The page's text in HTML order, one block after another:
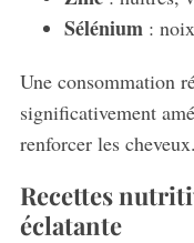
Sélénium :
Une consommation
significativement
renforcer les cheveux.
Recettes
éclatante
e
a
c
h
r
: